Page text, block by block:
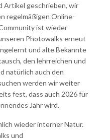
Artikel geschrieben, wir
regelmäßigen Online-
ist wieder
Photowalks erneut
und alte Bekannte
den lehrreichen und
natürlich auch den
werden wir weiter
fest, dass auch 2026 für
Jahr wird.
wieder interner Natur.
und